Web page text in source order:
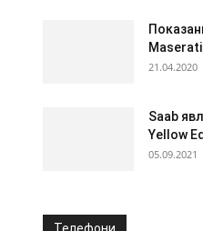
Maserati
21.04.2020
Saab
Yellow
05.09.2021